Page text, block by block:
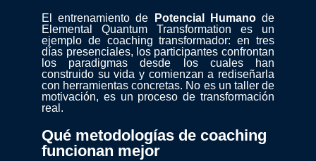
El entrenamiento de Potencial Humanode
Elemental Quantum Transformation es un
ejemplo de coaching transformador: en tres
días presenciales, los participantes confrontan
los paradigmas desde los cuales han
construido su vida y comienzan a rediseñarla
con herramientas concretas. No es un taller de
motivación, es un proceso de transformación
real.
Qué metodologías de coaching
funcionan mejor